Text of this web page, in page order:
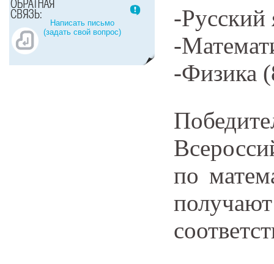
Написать письмо
(задать свой вопрос)
-
-
-Физика
по